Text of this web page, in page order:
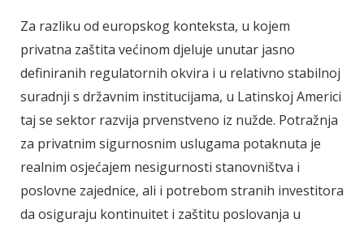
Za razliku od europskog konteksta, u kojem
privatna zaštita većinom djeluje unutar jasno
definiranih regulatornih okvira i u relativno stabilnoj
suradnji s državnim institucijama, u Latinskoj Americi
taj se sektor razvija prvenstveno iz nužde. Potražnja
za privatnim sigurnosnim uslugama potaknuta je
realnim osjećajem nesigurnosti stanovništva i
poslovne zajednice, ali i potrebom stranih investitora
da osiguraju kontinuitet i zaštitu poslovanja u